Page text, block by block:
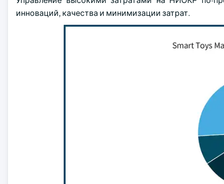
инноваций, качества и минимизации затрат.